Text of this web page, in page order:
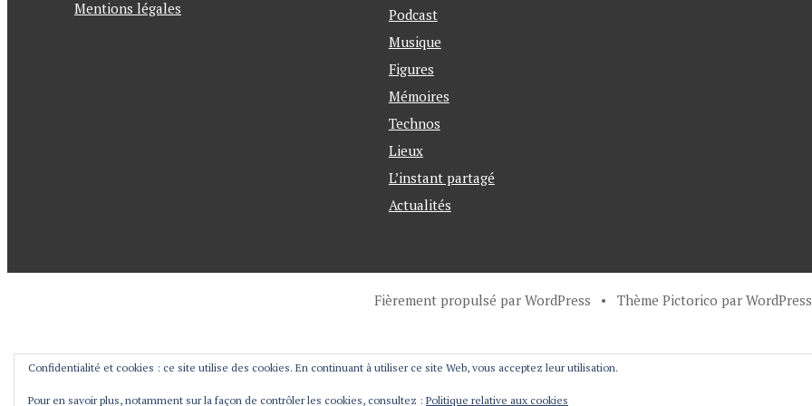
Mentions légales
Podcast
Musique
Figures
Mémoires
Technos
Lieux
L’instant partagé
Actualités
Fièrement propulsé par WordPress • Thème Pictorico par
Confidentialité et cookies : ce site utilise des cookies. En continuant à utiliser ce site Web, vous acceptez leur utilisation.
Pour en savoir plus, notamment sur la façon de contrôler les cookies, consultez : Politique relative aux cookies